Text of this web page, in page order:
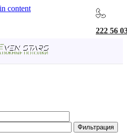
content
222 56
Фильтрация